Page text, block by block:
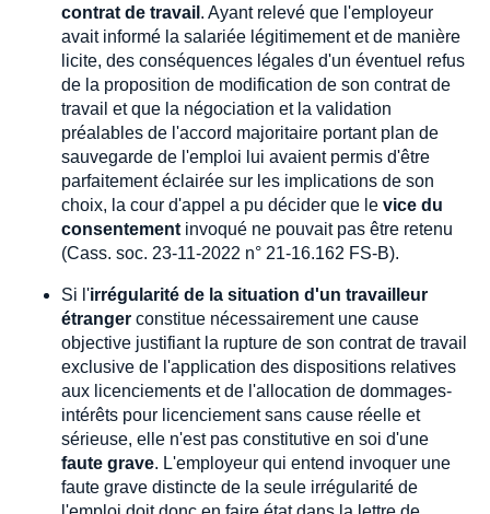
contrat de travail . Ayant relevé que l'employeur
avait informé la salariée légitimement et de manière
licite, des conséquences légales d'un éventuel refus
de la proposition de modification de son contrat de
travail et que la négociation et la validation
préalables de l'accord majoritaire portant plan de
sauvegarde de l'emploi lui avaient permis d'être
parfaitement éclairée sur les implications de son
choix, la cour d'appel a pu décider que le vice du
consentement invoqué ne pouvait pas être retenu
(Cass. soc. 23-11-2022 n° 21-16.162 FS-B).
Si l'irrégularité de la situation d'un travailleur
étranger constitue nécessairement une cause
objective justifiant la rupture de son contrat de travail
exclusive de l'application des dispositions relatives
aux licenciements et de l'allocation de dommages-
intérêts pour licenciement sans cause réelle et
sérieuse, elle n'est pas constitutive en soi d'une
faute grave. L'employeur qui entend invoquer une
faute grave distincte de la seule irrégularité de